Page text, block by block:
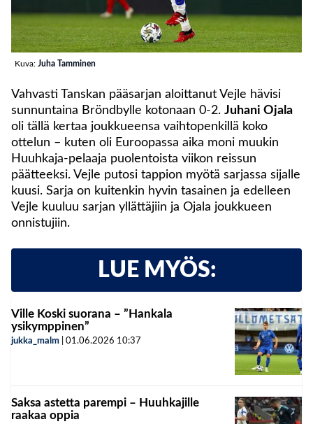
Kuva: Juha Tamminen
Vahvasti Tanskan pääsarjan aloittanut Vejle hävisi
sunnuntaina Bröndbylle kotonaan 0-2. Juhani Ojala
oli tällä kertaa joukkueensa vaihtopenkillä koko
ottelun – kuten oli Euroopassa aika moni muukin
Huuhkaja-pelaaja puolentoista viikon reissun
päätteeksi. Vejle putosi tappion myötä sarjassa sijalle
kuusi. Sarja on kuitenkin hyvin tasainen ja edelleen
Vejle kuuluu sarjan yllättäjiin ja Ojala joukkueen
onnistujiin.
LUE MYÖS:
Ville Koski suorana – ”Hankala
ysikymppinen”
jukka_malm 01.06.2026 10:37
Saksa astetta parempi – Huuhkajille
raakaa oppia